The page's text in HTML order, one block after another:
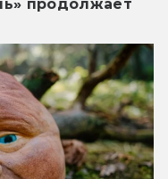
продолжает